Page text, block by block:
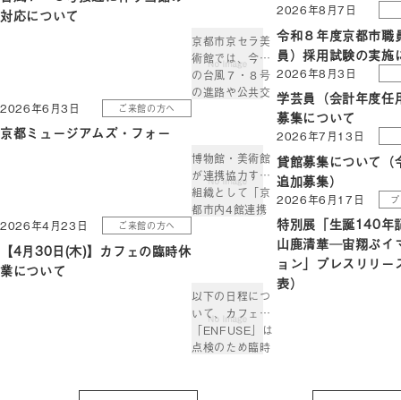
対応について
京都市京セラ美
術館では、今後
の台風７・８号
の進路や公共交
館時間の変更を
行う場合があり
ます。 随時決ま
り次第、当館ウ
お […]
2026年6月3日 ご来館の方へ
京都ミュージアムズ・フォー
博物館・美術館
が連携協力する
組織として「京
都市内4館連携
携事業の名は
「京都ミュージ
アムズ・フォ
ー」。「京都」
2026年4月23日 ご来館の方へ
【4月30日(木)】カフェの臨時休
業について
以下の日程につ
いて、カフェ
「ENFUSE」は
点検のため臨時
2026年8月7日
令和８年度京都市職
員）採用試験の実施
2026年8月3日
学芸員（会計年度任
募集について
2026年7月13日
貸館募集について（
追加募集）
2026年6月17日
特別展「生誕140年
山鹿清華─宙翔ぶイ
ョン」プレスリリー
表）